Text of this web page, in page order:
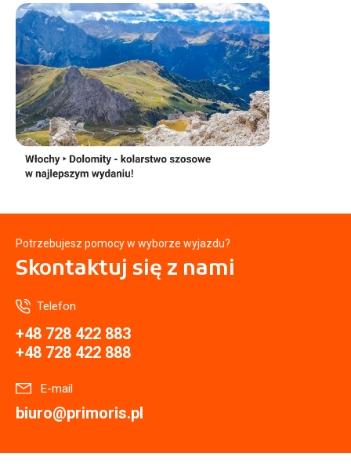
Potrzebujesz pomocy w wyborze wyjazdu?
Skontaktuj się z nami
Telefon
+48 728 422 883
+48 728 422 888
E-mail
biuro@primoris.pl